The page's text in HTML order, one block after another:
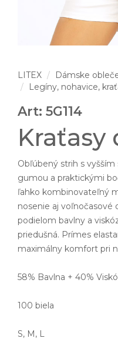
LITEX
Dámske
Legíny, nohavice,
Art: 5G114
Kraťasy
Obľúbený strih s
gumou a praktickými
ľahko kombinovateľný
nosenie aj voľnočasové
podielom bavlny a
priedušná. Prímes
maximálny komfort pri
58% Bavlna + 40%
100 biela
S, M, L